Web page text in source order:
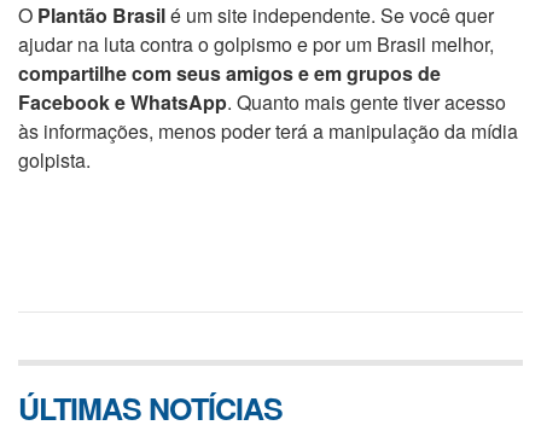
O Plantão Brasilé um site independente. Se você quer
ajudar na luta contra o golpismo e por um Brasil melhor,
compartilhe com seus amigos e em grupos de
Facebook e WhatsApp. Quanto mais gente tiver acesso
às informações, menos poder terá a manipulação da mídia
golpista.
ÚLTIMAS NOTÍCIAS